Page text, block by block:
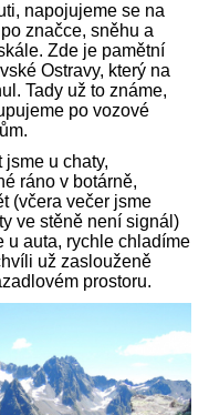
napojujeme se na
značce, sněhu a
Zde je pamětní
Ostravy, který na
Tady už to známe,
po vozové
u chaty,
ráno v botárně,
(včera večer jsme
ve stěně není signál)
u auta, rychle chladíme
už zaslouženě
prostoru.